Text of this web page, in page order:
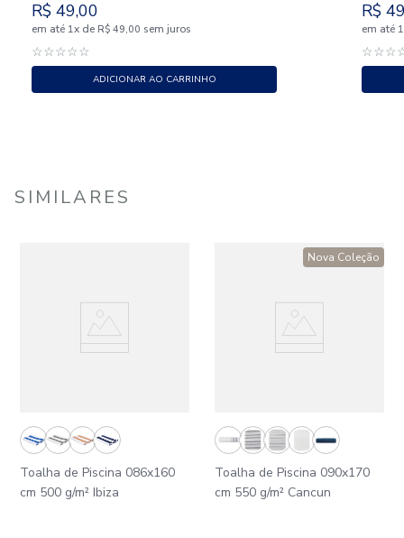
R$ 49,00
em até 1x de R$ 49,00 sem juros
☆☆☆☆☆
ADICIONAR AO CARRINHO
R$
em até 1
☆☆☆
SIMILARES
Toalha de Piscina 086x160
cm 500 g/m² Ibiza
Nova Coleção
Toalha de Piscina 090x170
cm 550 g/m² Cancun